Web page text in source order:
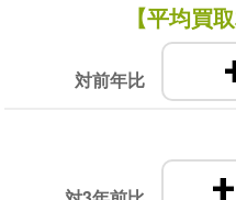
【平均買
対前年比